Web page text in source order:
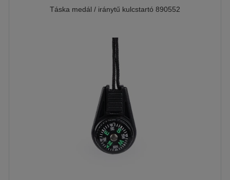
Táska medál / iránytű kulcstartó 890552